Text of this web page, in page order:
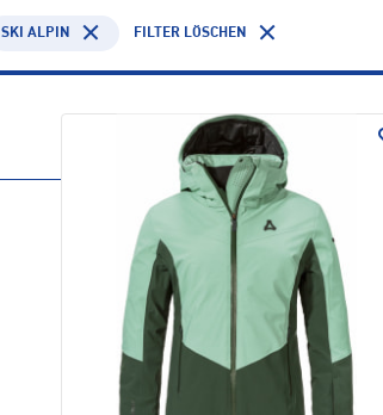
SKI ALPIN FILTER LÖSCHEN